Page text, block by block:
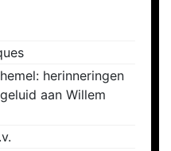
herinneringen
aan Willem